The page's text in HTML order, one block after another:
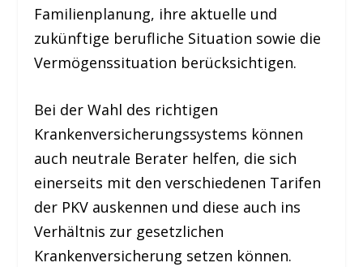
Familienplanung, ihre aktuelle und
zukünftige berufliche Situation sowie die
Vermögenssituation berücksichtigen.
Bei der Wahl des richtigen
Krankenversicherungssystems können
auch neutrale Berater helfen, die sich
einerseits mit den verschiedenen Tarifen
der PKV auskennen und diese auch ins
Verhältnis zur gesetzlichen
Krankenversicherung setzen können.